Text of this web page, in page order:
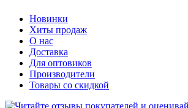
Новинки
Хиты продаж
О нас
Доставка
Для оптовиков
Производители
Товары со скидкой